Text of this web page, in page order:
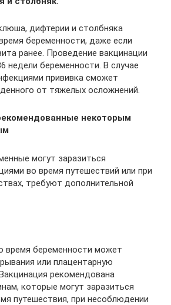
дифтерии и столбняка
беременности, даже если
ранее. Проведение вакцинации
недели беременности. В случае
прививка сможет
от тяжелых осложнений.
некоторым
могут заразиться
во время путешествий или при
требуют дополнительной
время беременности может
или плацентарную
рекомендована
которые могут заразиться
путешествия, при несоблюдении